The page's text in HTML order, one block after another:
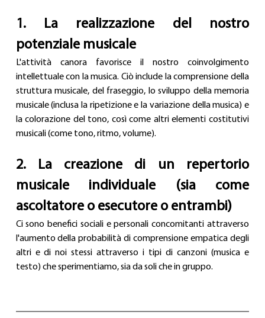
1. La realizzazione del nostro
potenziale musicale
L'attività canora favorisce il nostro coinvolgimento
intellettuale con la musica. Ciò include la comprensione della
struttura musicale, del fraseggio, lo sviluppo della memoria
musicale (inclusa la ripetizione e la variazione della musica) e
la colorazione del tono, così come altri elementi costitutivi
musicali (come tono, ritmo, volume).
2. La creazione di un repertorio
musicale individuale (sia come
ascoltatore o esecutore o entrambi)
Ci sono benefici sociali e personali concomitanti attraverso
l'aumento della probabilità di comprensione empatica degli
altri e di noi stessi attraverso i tipi di canzoni (musica e
testo) che sperimentiamo, sia da soli che in gruppo.